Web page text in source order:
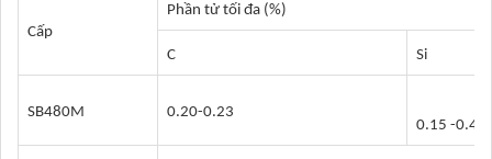
Cấp
Phần tử tối đa (%)
C Si
SB480M
0.20-0.23
0.15 -0.40